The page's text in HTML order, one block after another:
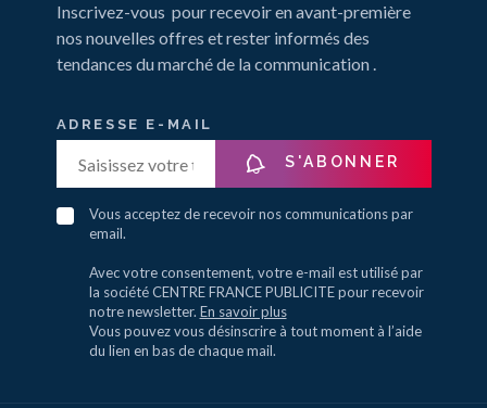
Inscrivez-vous pour recevoir en avant-première
nos nouvelles offres et rester informés des
tendances du marché de la communication .
ADRESSE E-MAIL
S'ABONNER
Vous acceptez de recevoir nos communications par
email.
Avec votre consentement, votre e-mail est utilisé par
la société CENTRE FRANCE PUBLICITE pour recevoir
notre newsletter. En savoir plus
Vous pouvez vous désinscrire à tout moment à l’aide
du lien en bas de chaque mail.